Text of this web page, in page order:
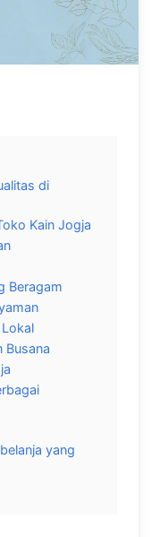
di
Kain Jogja
Beragam
Busana
yang